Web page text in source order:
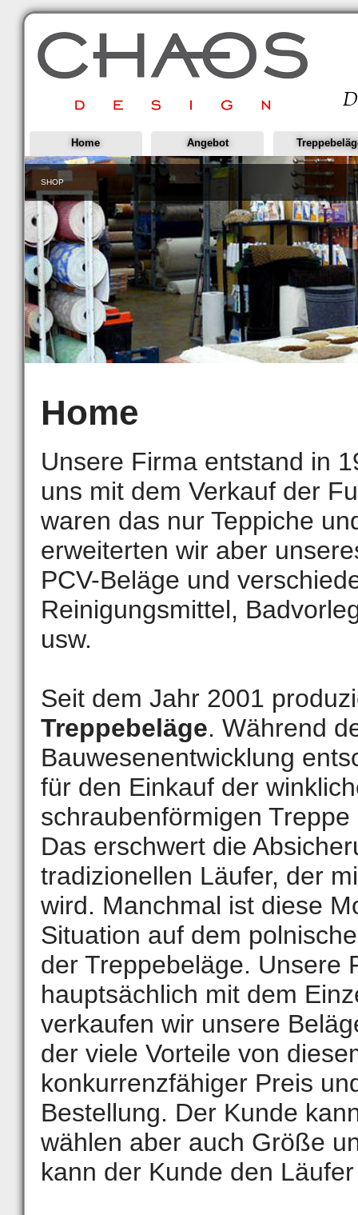
Home Angebot
SHOP
Home
Unsere Firma entstand in
uns mit dem Verkauf der
waren das nur Teppiche
erweiterten wir aber
PCV-Beläge und
Reinigungsmittel,
usw.
Seit dem Jahr 2001
Treppebeläge. Während
Bauwesenentwicklung
für den Einkauf der
schraubenförmigen
Das erschwert die
tradizionellen Läufer, der
wird. Manchmal ist diese
Situation auf dem
der Treppebeläge. Unsere
hauptsächlich mit dem
verkaufen wir unsere
der viele Vorteile von
konkurrenzfähiger Preis
Bestellung. Der Kunde
wählen aber auch Größe
kann der Kunde den